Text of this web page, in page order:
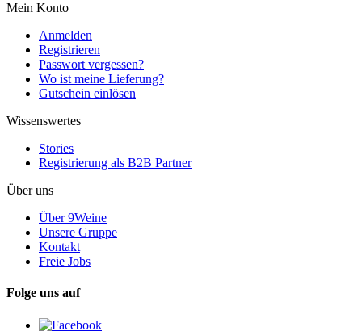
Mein Konto
Anmelden
Registrieren
Passwort vergessen?
Wo ist meine Lieferung?
Gutschein einlösen
Wissenswertes
Stories
Registrierung als B2B Partner
Über uns
Über 9Weine
Unsere Gruppe
Kontakt
Freie Jobs
Folge uns auf